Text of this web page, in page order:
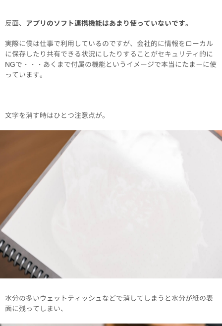
反面、 アプリのソフト連携機能はあまり使っていないです。
実際に僕は仕事で利用しているのですが、会社的に情報をローカル
に保存したり共有できる状況にしたりすることがセキュリティ的に
NGで・・・あくまで付属の機能というイメージで本当にたまーに使
っています。
文字を消す時はひとつ注意点が。
水分の多いウェットティッシュなどで消してしまうと水分が紙の表
面に残ってしまい、